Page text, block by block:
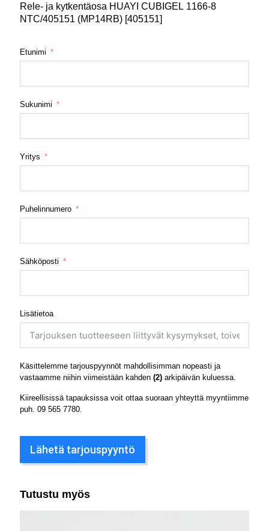
Rele- ja kytkentäosa HUAYI CUBIGEL 1166-8
NTC/405151 (MP14RB) [405151]
Etunimi
Sukunimi
Yritys
Puhelinnumero
Sähköposti
Lisätietoa
Käsittelemme tarjouspyynnöt mahdollisimman nopeasti ja
vastaamme niihin viimeistään kahden (2) arkipäivän kuluessa.
Kiireellisissä tapauksissa voit ottaa suoraan yhteyttä myyntiimme
puh. 09 565 7780
Lähetä tarjouspyyntö
Tutustu myös